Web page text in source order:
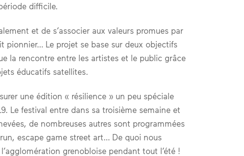
difficile.
et de s’associer aux valeurs promues par
pionnier… Le projet se base sur deux objectifs
la rencontre entre les artistes et le public grâce
éducatifs satellites.
une édition « résilience » un peu spéciale
Le festival entre dans sa troisième semaine et
de nombreuses autres sont programmées
escape game street art… De quoi nous
grenobloise pendant tout l’été !